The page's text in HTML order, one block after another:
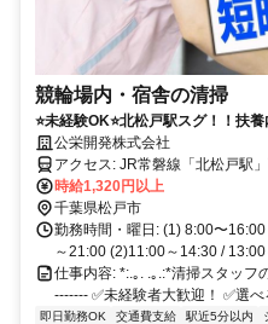
競輪場内・宿舎の清掃
⭐未経験OK⭐北松戸駅スグ！！扶
リ✨1日3.5h～短時間勤務もOK！！
公栄開発株式会社
アクセス: JR常磐線「北松
時給1,320円以上
千葉県松戸市
勤務時間・曜日: (1) 8:00〜
～21:00 (2)11:00～14:30 /
仕事内容: *:.｡. .｡.:*清掃スタッフ
------- ✅️未経験者大歓迎！ ✅️選
即日勤務OK 交通費支給 駅近5分以内